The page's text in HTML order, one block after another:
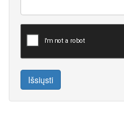
Išsiųsti